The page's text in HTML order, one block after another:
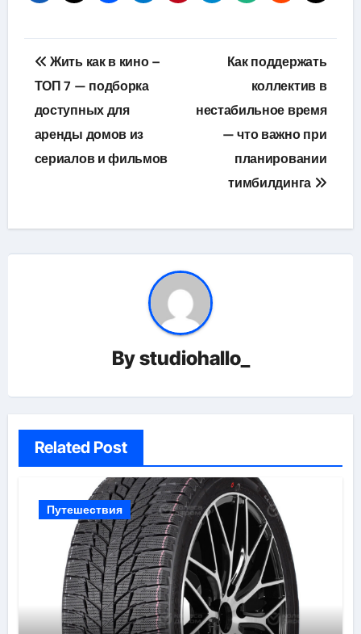
Навигация
по
записям
Жить как в кино –
ТОП 7 — подборка
доступных для
аренды домов из
сериалов и фильмов
Как поддержать
коллектив в
нестабильное время
— что важно при
планировании
тимбилдинга
Bystudiohallo_
Related Post
Путешествия